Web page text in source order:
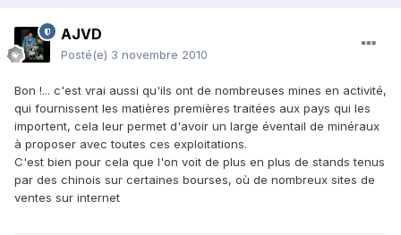
AJVD
Posté(e) 3 novembre 2010
Bon !... c'est vrai aussi qu'ils ont de nombreuses mines en activité,
qui fournissent les matières premières traitées aux pays qui les
importent, cela leur permet d'avoir un large éventail de minéraux
à proposer avec toutes ces exploitations.
C'est bien pour cela que l'on voit de plus en plus de stands tenus
par des chinois sur certaines bourses, où de nombreux sites de
ventes sur internet